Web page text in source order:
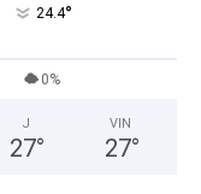
24.4°
0%
J
27°
VIN
27°